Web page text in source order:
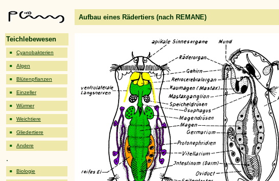
Aufbau eines Rädertiers (nach REMANE)
Teichlebewesen
Cyanobakterien
Algen
Blütenpflanzen
Einzeller
Würmer
Weichtiere
Gliedertiere
Andere
.
Biologie